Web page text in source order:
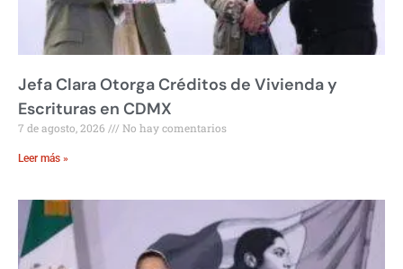
Jefa Clara Otorga Créditos de Vivienda y
Escrituras en CDMX
7 de agosto, 2026 No hay comentarios
Leer más »